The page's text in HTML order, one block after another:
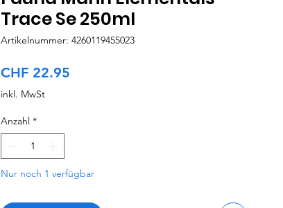
Trace Se 250ml
Artikelnummer: 4260119455023
CHF 22.95
inkl. MwSt
Anzahl *
Nur noch 1 verfügbar